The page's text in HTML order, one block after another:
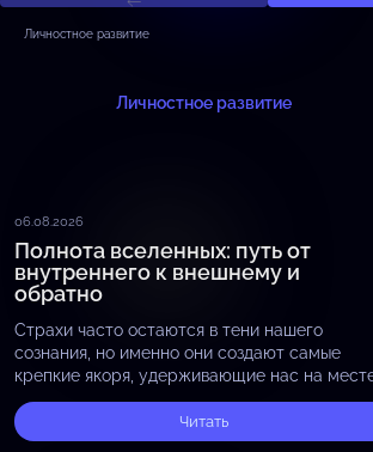
Личностное развитие
Личностное развитие
06.08.2026
Полнота вселенных: путь от
внутреннего к внешнему и
обратно
Страхи часто остаются в тени нашего
сознания, но именно они создают самые
крепкие якоря, удерживающие нас на
не позволяющие двигаться вперёд. Будь то
страх неудачи, страх осуждения, страх…
Читать